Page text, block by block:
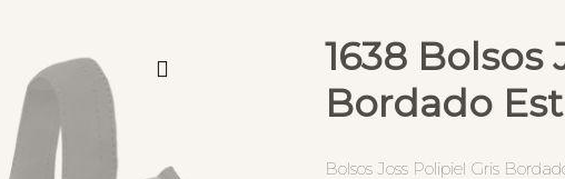
1638 Bolsos
Bordado
Bolsos Joss Polipiel Gris